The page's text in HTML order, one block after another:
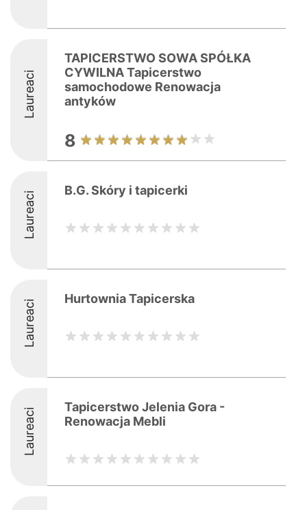
Laureaci
TAPICERSTWO SOWA SPÓŁKA
CYWILNA Tapicerstwo
samochodowe Renowacja
antyków
8
Laureaci B.G. Skóry i tapicerki
Laureaci Hurtownia Tapicerska
Laureaci
Tapicerstwo Jelenia Gora -
Renowacja Mebli